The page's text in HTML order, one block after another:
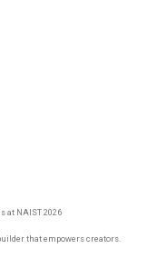
at NAIST 2026
that empowers creators.